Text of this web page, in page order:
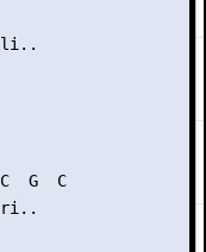
G  C